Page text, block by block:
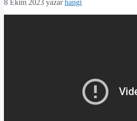
8 Ekim 2023 yazarhangi